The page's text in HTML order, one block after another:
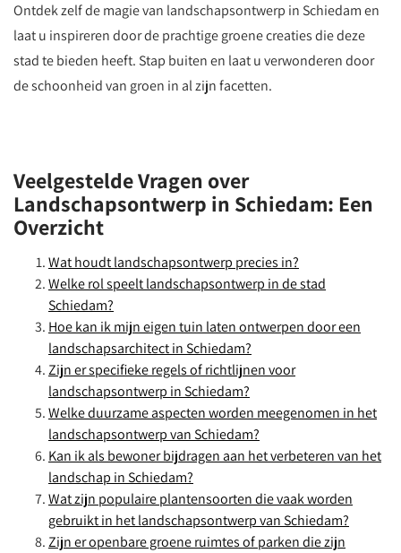
Ontdek zelf de magie van landschapsontwerp in Schiedam en
laat u inspireren door de prachtige groene creaties die deze
stad te bieden heeft. Stap buiten en laat u verwonderen door
de schoonheid van groen in al zijn facetten.
Veelgestelde Vragen over
Landschapsontwerp in Schiedam: Een
Overzicht
Wat houdt landschapsontwerp precies in?
Welke rol speelt landschapsontwerp in de stad
Schiedam?
Hoe kan ik mijn eigen tuin laten ontwerpen door een
landschapsarchitect in Schiedam?
Zijn er specifieke regels of richtlijnen voor
landschapsontwerp in Schiedam?
Welke duurzame aspecten worden meegenomen in het
landschapsontwerp van Schiedam?
Kan ik als bewoner bijdragen aan het verbeteren van het
landschap in Schiedam?
Wat zijn populaire plantensoorten die vaak worden
gebruikt in het landschapsontwerp van Schiedam?
Zijn er openbare groene ruimtes of parken die zijn